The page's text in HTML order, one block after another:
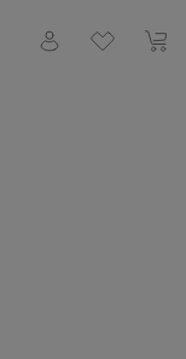
Du hast 0